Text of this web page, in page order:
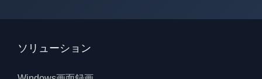
ソリューション